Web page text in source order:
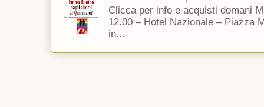
Clicca per info e acquisti domani
12.00 – Hotel Nazionale – Piazza
in...